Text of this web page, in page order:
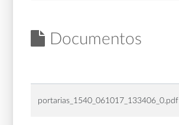
Documentos
portarias_1540_061017_133406_0.pdf